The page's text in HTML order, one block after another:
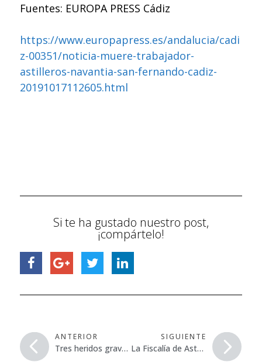
Fuentes: EUROPA PRESS Cádiz
https://www.europapress.es/andalucia/cadi
z-00351/noticia-muere-trabajador-
astilleros-navantia-san-fernando-cadiz-
20191017112605.html
Si te ha gustado nuestro post,
¡compártelo!
ANTERIOR
Tres heridos graves en dos accidentes laborales en sendas localidades Valencianas.
SIGUIENTE
La Fiscalía de Asturias solicita penas de cárcel para los acusados por un accidente laboral